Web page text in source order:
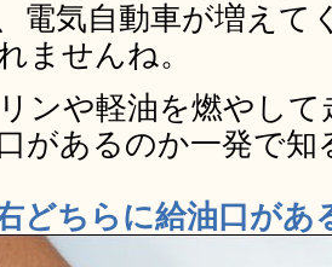
電気自動車が増えて
ませんね。
ンや軽油を燃やし
があるのか一発で
どちらに給油口があ